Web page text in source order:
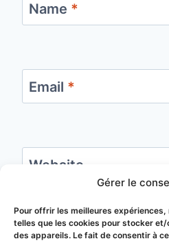
Gérer le
Pour offrir les meilleures
telles que les cookies pour stocker
des appareils. Le fait de consentir à
Name *
Email *
Website
Save my name,
browser for the next